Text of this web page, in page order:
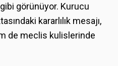
görünüyor. Kurucu
kararlılık mesajı,
de meclis kulislerinde